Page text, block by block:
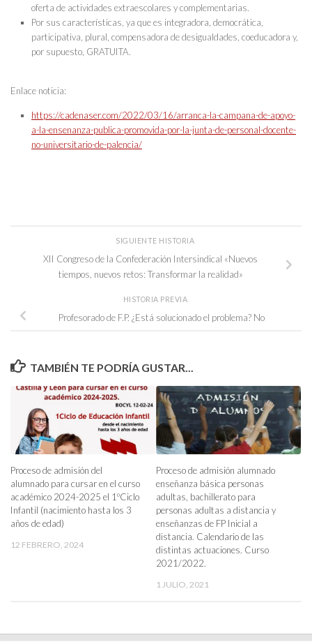
oferta de actividades extraescolares y complementarias.
Por sus características, ya que es integradora, democrática,
participativa, plural, compensadora de desigualdades, coeducadora y,
por supuesto, GRATUITA.
Enlace noticia:
https://cadenaser.com/2022/03/16/arranca-la-campana-de-apoyo-
a-la-ensenanza-publica-promovida-por-la-junta-de-personal-docente-
no-universitario-de-palencia/
SIGUIENTE HISTORIA
XII Congreso de la Confederación Intersindical «Nuevos
tiempos, nuevos retos: Transformar la realidad»
HISTORIA PREVIA
Profesorado de F.P. ¿Está solucionado el problema? No
TAMBIÉN TE PODRÍA GUSTAR...
Proceso de admisión del
alumnado para cursar en el curso
académico 2024-2025 el 1ºCiclo
Infantil (nacimiento hasta los 3
años de edad)
12 FEBRERO, 2024
Proceso de admisión alumnado
enseñanza básica personas
adultas, bachillerato para
personas adultas a distancia y
enseñanzas de FP Inicial a
distancia. Calendario de las
distintas actuaciones. Curso
2021/2022.
1 JULIO, 2021